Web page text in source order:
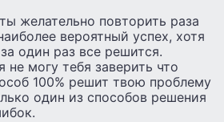
желательно повторить раза
вероятный успех, хотя
один раз все решится.
не могу тебя заверить что
100% решит твою проблему
один из способов решения